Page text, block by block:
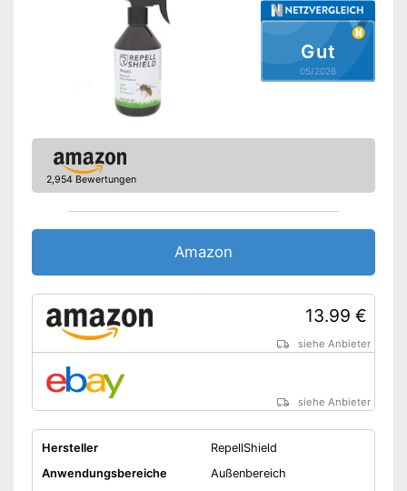
Gut
05/2026
2,954 Bewertungen
Amazon
13.99 €
siehe Anbieter
siehe Anbieter
Hersteller
RepellShield
Anwendungsbereiche
Außenbereich